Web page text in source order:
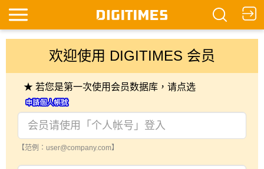
欢迎使用 DIGITIMES 会员
★ 若您是第一次使用会员数据库，请点选
【范例：user@company.com】